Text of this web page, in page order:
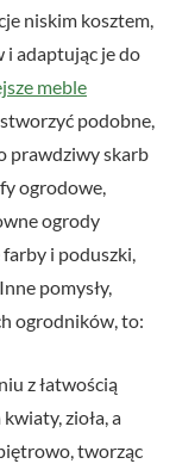
niskim kosztem,
i adaptując je do
meble
podobne,
prawdziwy skarb
ogrodowe,
ogrody
i poduszki,
pomysły,
ogrodników, to:
z łatwością
zioła, a
tworząc